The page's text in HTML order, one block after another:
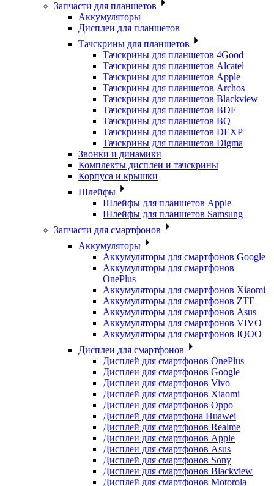
Запчасти для планшетов
Аккумуляторы
Дисплеи для планшетов
Тачскрины для планшетов
Тачскрины для планшетов 4Good
Тачскрины для планшетов Alcatel
Тачскрины для планшетов Apple
Тачскрины для планшетов Archos
Тачскрины для планшетов Blackview
Тачскрины для планшетов BDF
Тачскрины для планшетов BQ
Тачскрины для планшетов DEXP
Тачскрины для планшетов Digma
Звонки и динамики
Комплекты дисплеи и тачскрины
Корпуса и крышки
Шлейфы
Шлейфы для планшетов Apple
Шлейфы для планшетов Samsung
Запчасти для смартфонов
Аккумуляторы
Аккумуляторы для смартфонов Google
Аккумуляторы для смартфонов
OnePlus
Аккумуляторы для смартфонов Xiaomi
Аккумуляторы для смартфонов ZTE
Аккумуляторы для cмартфонов Asus
Аккумуляторы для смартфонов VIVO
Аккумуляторы для смартфонов IQOO
Дисплеи для смартфонов
Дисплей для смартфонов OnePlus
Дисплеи для смартфонов Google
Дисплеи для смартфонов Vivo
Дисплей для смартфонов Xiaomi
Дисплеи для смартфонов Oppo
Дисплей для смартфона Huawei
Дисплей для смартфонов Realme
Дисплеи для смартфонов Apple
Дисплеи для смартфонов Asus
Дисплей для смартфонов Sony
Дисплеи для смартфонов Blackview
Дисплей для смартфонов Motorola